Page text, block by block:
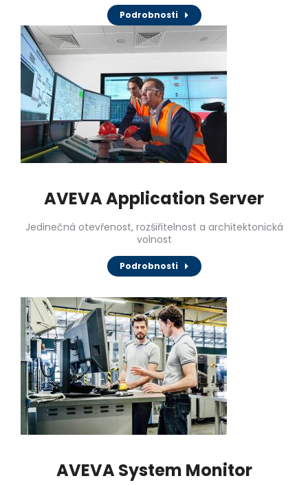
Podrobnosti
AVEVA Application Server
Jedinečná otevřenost, rozšiřitelnost a architektonická
volnost
Podrobnosti
AVEVA System Monitor